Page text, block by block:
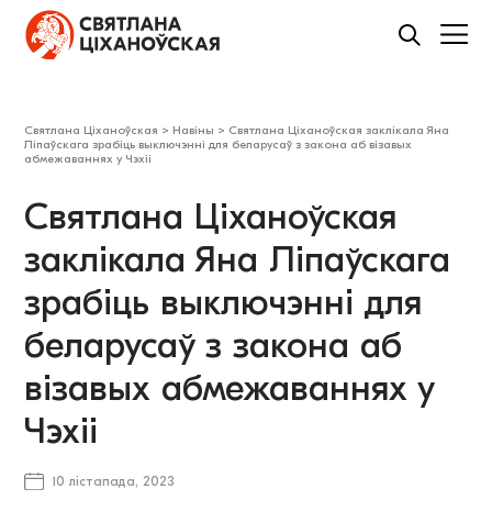
Святлана Ціханоўская > Навіны > Святлана Ціханоўская заклікала Яна
Ліпаўскага зрабіць выключэнні для беларусаў з закона аб візавых
абмежаваннях у Чэхіі
Святлана Ціханоўская
заклікала Яна Ліпаўскага
зрабіць выключэнні для
беларусаў з закона аб
візавых абмежаваннях у
Чэхіі
10 лістапада, 2023